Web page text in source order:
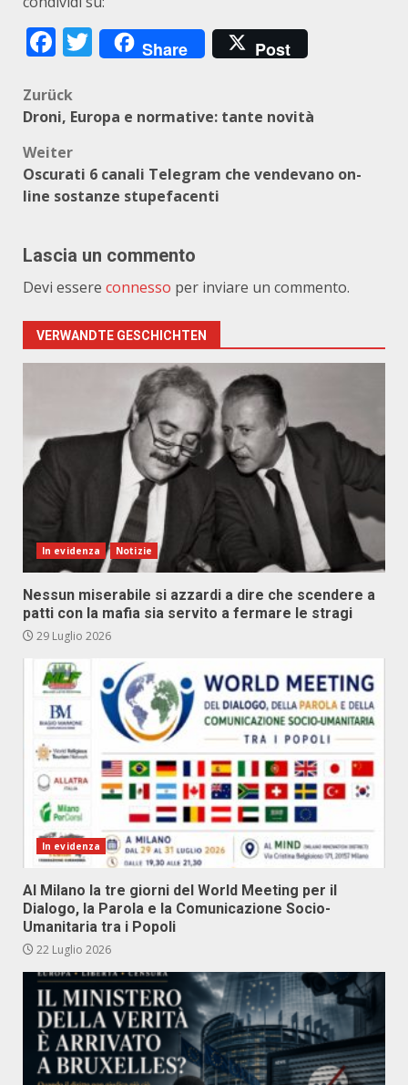
Facebook
Twitter
Share Post
Beitragsnavigation
Zurück
Droni, Europa e normative: tante novità
Weiter
Oscurati 6 canali Telegram che vendevano on-
line sostanze stupefacenti
Lascia un commento
Devi essere connesso per inviare un commento.
VERWANDTE GESCHICHTEN
In evidenza Notizie
Nessun miserabile si azzardi a dire che scendere a
patti con la mafia sia servito a fermare le stragi
29 Luglio 2026
In evidenza
Al Milano la tre giorni del World Meeting per il
Dialogo, la Parola e la Comunicazione Socio-
Umanitaria tra i Popoli
22 Luglio 2026